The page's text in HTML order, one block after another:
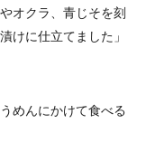
オクラ、青じそを刻
けに仕立てました」
めんにかけて食べる